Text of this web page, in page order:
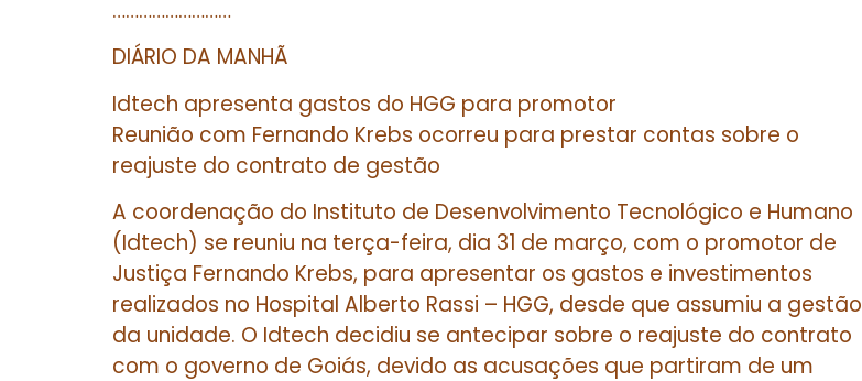
………………………
DIÁRIO DA MANHÃ
Idtech apresenta gastos do HGG para promotor
Reunião com Fernando Krebs ocorreu para prestar contas sobre o
reajuste do contrato de gestão
A coordenação do Instituto de Desenvolvimento Tecnológico e Humano
(Idtech) se reuniu na terça-feira, dia 31 de março, com o promotor de
Justiça Fernando Krebs, para apresentar os gastos e investimentos
realizados no Hospital Alberto Rassi – HGG, desde que assumiu a gestão
da unidade. O Idtech decidiu se antecipar sobre o reajuste do contrato
com o governo de Goiás, devido as acusações que partiram de um